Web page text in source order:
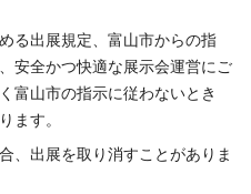
る出展規定、富山市からの指
安全かつ快適な展示会運営にご
富山市の指示に従わないとき
ます。
、出展を取り消すことがありま